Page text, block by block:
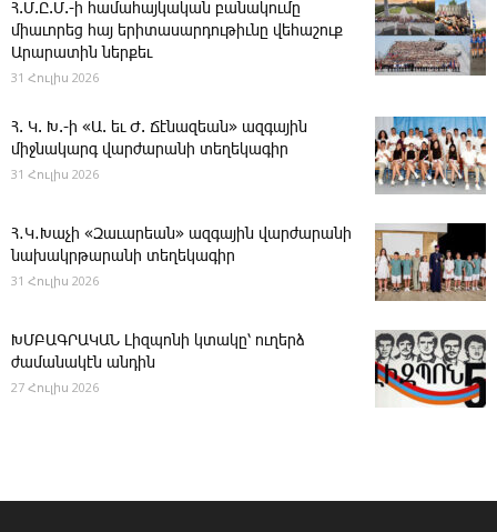
Հ.Մ.Ը.Մ.-ի համահայկական բանակումը
միաւորեց հայ երիտասարդութիւնը վեհաշուք
Արարատին ներքեւ
31 Հուլիս 2026
Հ. Կ. Խ.-ի «Ա. եւ Ժ. ­Ճէնազեան» ազգային
միջնակարգ վարժարանի տեղեկագիր
31 Հուլիս 2026
Հ․Կ․Խաչի «Զաւարեան» ազգային վարժարանի
նախակրթարանի տեղեկագիր
31 Հուլիս 2026
ԽՄԲԱԳՐԱԿԱՆ ­Լիզպոնի կտակը՝ ուղերձ
ժամանակէն անդին
27 Հուլիս 2026